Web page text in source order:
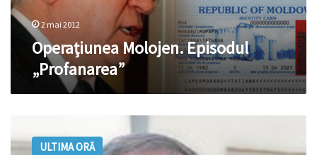
2 mai 2012
Operaţiunea Molojen. Episodul
„Profanarea”
cine
ULTIMA ORĂ